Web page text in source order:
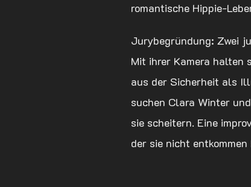
romantische Hippie-
Jurybegründung: Zwei
Mit ihrer Kamera halten
aus der Sicherheit als
suchen Clara Winter
sie scheitern. Eine
der sie nicht entkommen